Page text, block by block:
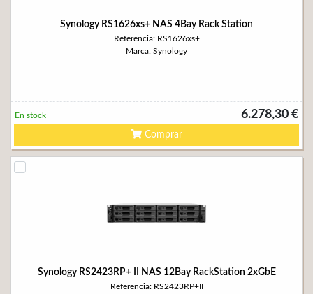
Synology RS1626xs+ NAS 4Bay Rack Station
Referencia: RS1626xs+
Marca: Synology
6.278,30 €
En stock
Comprar
Synology RS2423RP+ II NAS 12Bay RackStation 2xGbE
Referencia: RS2423RP+II